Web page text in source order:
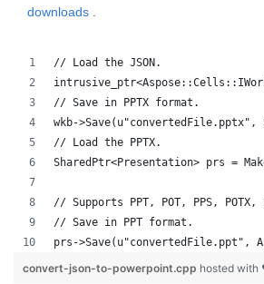
downloads
// Load the JSON.
// Save in PPTX format.
wkb->Save(u"convertedFile.pptx",
// Load the PPTX.
SharedPtr<Presentation> prs =
// Supports PPT, POT, PPS, POTX,
// Save in PPT format.
prs->Save(u"convertedFile.ppt",
convert-json-to-powerpoint.cpp hosted with